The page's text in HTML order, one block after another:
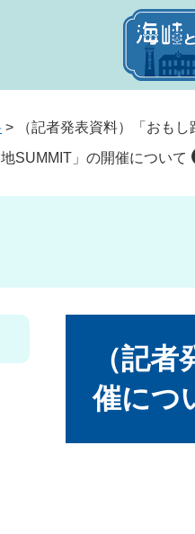
> （記者発表資料）「おも
SUMMIT」の開催について
（記
催につ